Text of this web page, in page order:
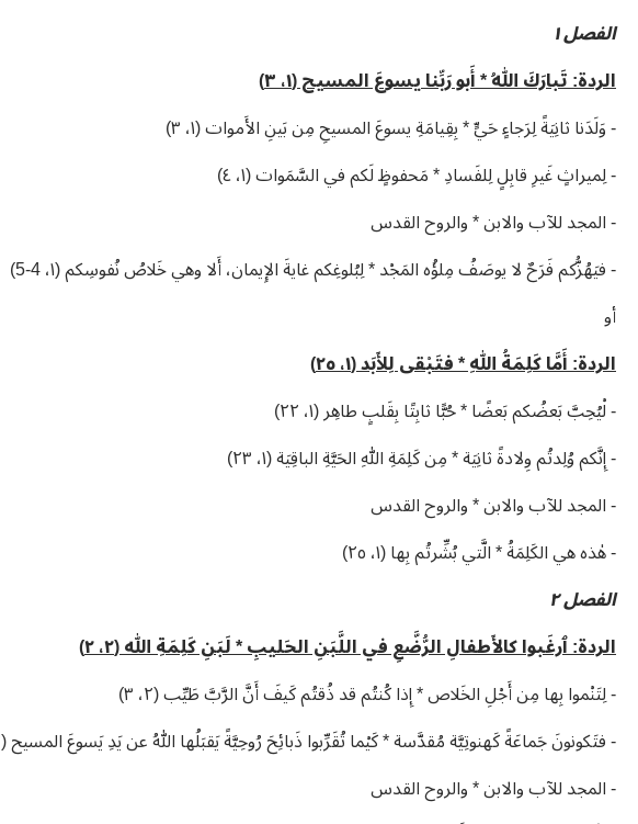
الفصل ١
الردة: تَبارَكَ اللهُ * أَبو رَبِّنا يسوعَ المسيح (١، ٣)
- وَلَدَنا ثانِيَةً لِرَجاءٍ حَيٍّ * بِقِيامَةِ يسوعَ المسيحِ مِن بَينِ الأَموات (١، ٣)
- لِميراثٍ غَيرِ قابِلٍ لِلفَسادِ * مَحفوظٍ لَكم في السَّمَوات (١، ٤)
- المجد للآب والابن * والروح القدس
- فيَهُزُّكم فَرَحٌ لا يوصَفُ مِلؤُه المَجْد * لِبُلوغِكم غايةَ الإِيمان، أَلا وهي خَلاصُ نُفوسِكم (١، 4-5)
أو
الردة: أَمَّا كَلِمَةُ اللهِ * فتَبْقى لِلأَبَد (١، ٢٥)
- لْيُحِبَّ بَعضُكم بَعضًا * حُبًّا ثابِتًا بِقَلبٍ طاهِر (١، ٢٢)
- إِنَّكم وُلِدتُم وِلادةً ثانِيَة * مِن كَلِمَةِ اللهِ الحَيَّةِ الباقِيَة (١، ٢٣)
- المجد للآب والابن * والروح القدس
- هٰذه هي الكَلِمَةُ * الَّتي بُشِّرتُم بِها (١، ٢٥)
الفصل ٢
الردة: ٱرغَبوا كالأَطفالِ الرُّضَّعِ في اللَّبَنِ الحَليبِ * لَبَنِ كَلِمَةِ الله (٢، ٢)
- لِتَنْموا بِها مِن أَجْلِ الخَلاص * إِذا كُنتُم قد ذُقتُم كَيفَ أَنَّ الرَّبَّ طَيِّب (٢، ٣)
- فتَكونونَ جَماعَةً كَهنوتِيَّة مُقدَّسة * كَيْما تُقَرِّبوا ذَبائِحَ رُوحِيَّةً يَقبَلُها اللهُ عن يَدِ يَسوعَ المسيح (٢، ٥)
- المجد للآب والابن * والروح القدس